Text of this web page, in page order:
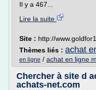
Il y a 467...
Lire la suite
Site : http://
Thèmes liés : achat
en ligne / achat en ligne
Chercher à site d
achats-net.com